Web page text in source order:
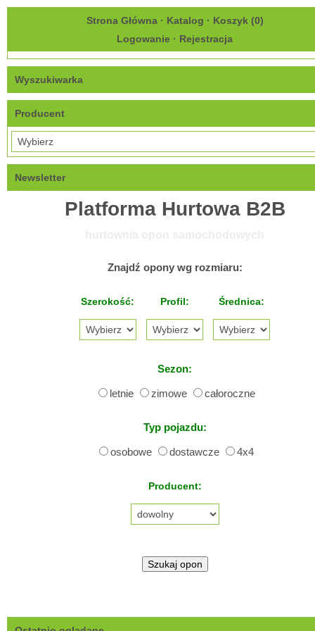
Strona Główna· Katalog · Koszyk (0)
Logowanie · Rejestracja
Wyszukiwarka
Producent
Newsletter
Platforma Hurtowa B2B
Znajdź opony wg rozmiaru:
Szerokość: Profil: Średnica:
Sezon:
letnie zimowe całoroczne
Typ pojazdu:
osobowe dostawcze 4x4
Producent: